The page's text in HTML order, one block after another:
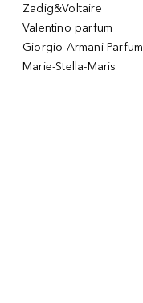
Zadig&Voltaire
Valentino parfum
Giorgio Armani Parfum
Marie-Stella-Maris